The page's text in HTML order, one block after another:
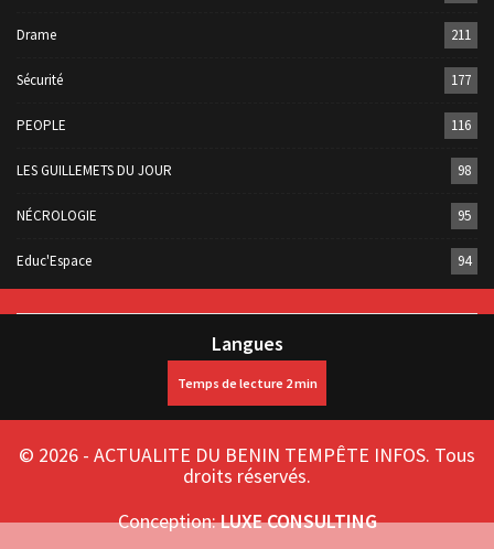
Drame 211
Sécurité 177
PEOPLE 116
LES GUILLEMETS DU JOUR 98
NÉCROLOGIE 95
Educ'Espace 94
Langues
© 2026 - ACTUALITE DU BENIN TEMPÊTE INFOS. Tous
droits réservés.
Conception:LUXE CONSULTING